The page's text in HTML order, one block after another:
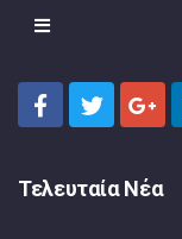
Τελευταία Νέα